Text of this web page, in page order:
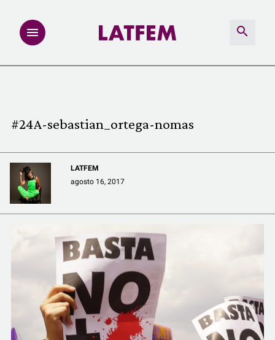
REDACCIÓN ABIERTA
LATFEMLAB.
QUIÉNES SOMOS
#24A-sebastian_ortega-nomas
LATFEM
agosto 16, 2017